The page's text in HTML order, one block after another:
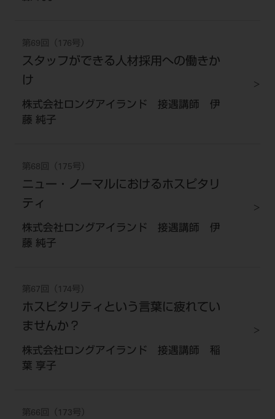
第69回（176号）
スタッフができる人材採用への働きか
け
株式会社ロングアイランド 接遇講師 伊
藤 純子
第68回（175号）
ニュー・ノーマルにおけるホスピタリ
ティ
株式会社ロングアイランド 接遇講師 伊
藤 純子
第67回（174号）
ホスピタリティという言葉に疲れてい
ませんか？
株式会社ロングアイランド 接遇講師 稲
葉 享子
第66回（173号）